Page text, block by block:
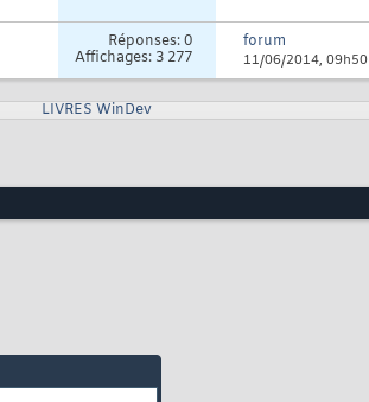
Réponses:0
Affichages: 3 277
forum
11/06/2014, 09h50
LIVRES WinDev